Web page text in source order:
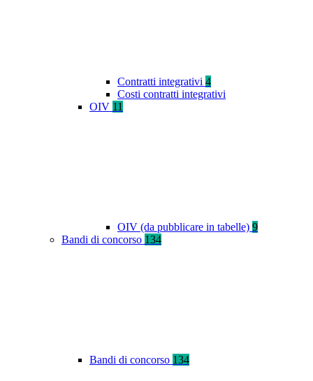
Contratti integrativi 4
Costi contratti integrativi
OIV 11
OIV (da pubblicare in tabelle) 9
Bandi di concorso 134
Bandi di concorso 134